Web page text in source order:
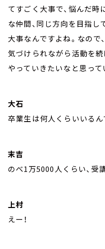
てすごく大事で、悩んだ時
な仲間、同じ方向を目指
大事なんですよね。なので
気づけられながら活動を続
やっていきたいなと思って
大石
卒業生は何人くらいいるん
末吉
のべ1万5000人くらい、受
上村
えー！